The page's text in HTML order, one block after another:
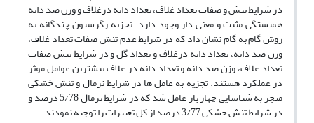
در شرایط تنش و صفات تعداد غلاف، تعداد دانه درغلاف و وزن صد دانه
همبستگی مثبت و معنی دار وجود دارد. تجزیه رگرسیون چندگانه به
روش گام به گام نشان داد که در شرایط عدم تنش صفات تعداد غلاف،
وزن صد دانه، تعداد دانه درغلاف و تعداد گل و در شرایط تنش صفات
تعداد غلاف، وزن صد دانه و تعداد دانه در غلاف بیشترین عوامل موثر
در عملکرد هستند. تجزیه به عامل ها در شرایط نرمال و تنش خشکی
منجر به شناسایی چهار بار عامل شد که در شرایط نرمال 5/78 درصد و
در شرایط تنش خشکی 3/77 درصد از کل تغییرات را توجیه نمودند.